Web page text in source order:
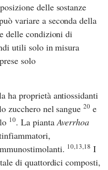
delle sostanze
variare a seconda della
delle condizioni di
utili solo in misura
solo
ha proprietà antiossidanti
zucchero nel sangue20 e
10. La pianta Averrhoa
10,13,18 I
di quattordici composti,